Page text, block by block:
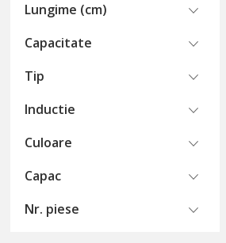
Lungime (cm)
Capacitate
Tip
Inductie
Culoare
Capac
Nr. piese